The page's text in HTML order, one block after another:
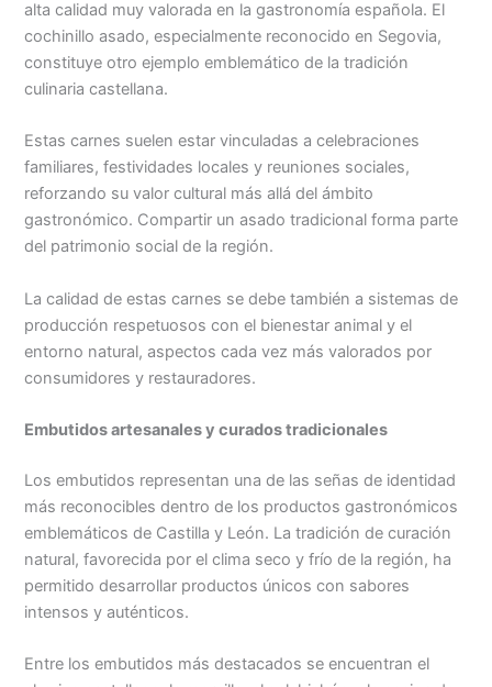
alta calidad muy valorada en la gastronomía española. El
cochinillo asado, especialmente reconocido en Segovia,
constituye otro ejemplo emblemático de la tradición
culinaria castellana.
Estas carnes suelen estar vinculadas a celebraciones
familiares, festividades locales y reuniones sociales,
reforzando su valor cultural más allá del ámbito
gastronómico. Compartir un asado tradicional forma parte
del patrimonio social de la región.
La calidad de estas carnes se debe también a sistemas de
producción respetuosos con el bienestar animal y el
entorno natural, aspectos cada vez más valorados por
consumidores y restauradores.
Embutidos artesanales y curados tradicionales
Los embutidos representan una de las señas de identidad
más reconocibles dentro de los productos gastronómicos
emblemáticos de Castilla y León. La tradición de curación
natural, favorecida por el clima seco y frío de la región, ha
permitido desarrollar productos únicos con sabores
intensos y auténticos.
Entre los embutidos más destacados se encuentran el